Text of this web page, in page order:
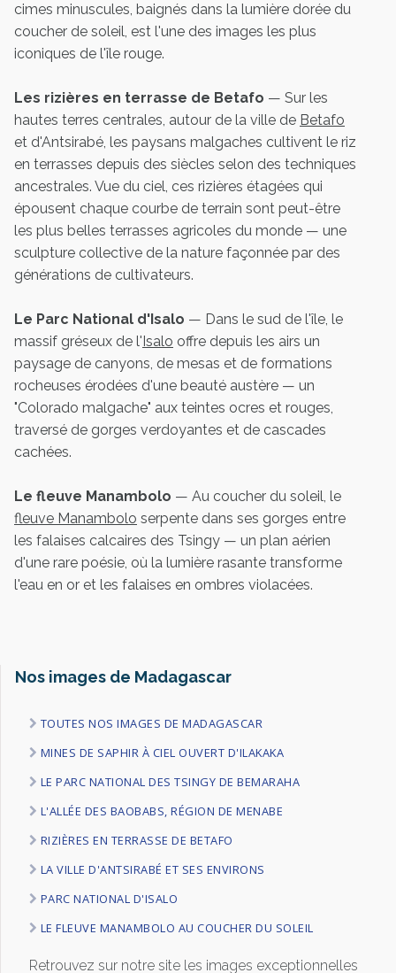
cimes minuscules, baignés dans la lumière dorée du
coucher de soleil, est l'une des images les plus
iconiques de l'île rouge.
Les rizières en terrasse de Betafo — Sur les
hautes terres centrales, autour de la ville de Betafo
et d'Antsirabé, les paysans malgaches cultivent le riz
en terrasses depuis des siècles selon des techniques
ancestrales. Vue du ciel, ces rizières étagées qui
épousent chaque courbe de terrain sont peut-être
les plus belles terrasses agricoles du monde — une
sculpture collective de la nature façonnée par des
générations de cultivateurs.
Le Parc National d'Isalo — Dans le sud de l'île, le
massif gréseux de l'Isalo offre depuis les airs un
paysage de canyons, de mesas et de formations
rocheuses érodées d'une beauté austère — un
"Colorado malgache" aux teintes ocres et rouges,
traversé de gorges verdoyantes et de cascades
cachées.
Le fleuve Manambolo — Au coucher du soleil, le
fleuve Manambolo serpente dans ses gorges entre
les falaises calcaires des Tsingy — un plan aérien
d'une rare poésie, où la lumière rasante transforme
l'eau en or et les falaises en ombres violacées.
Nos images de Madagascar
TOUTES NOS IMAGES DE MADAGASCAR
MINES DE SAPHIR À CIEL OUVERT D'ILAKAKA
LE PARC NATIONAL DES TSINGY DE BEMARAHA
L'ALLÉE DES BAOBABS, RÉGION DE MENABE
RIZIÈRES EN TERRASSE DE BETAFO
LA VILLE D'ANTSIRABÉ ET SES ENVIRONS
PARC NATIONAL D'ISALO
LE FLEUVE MANAMBOLO AU COUCHER DU SOLEIL
Retrouvez sur notre site les images exceptionnelles